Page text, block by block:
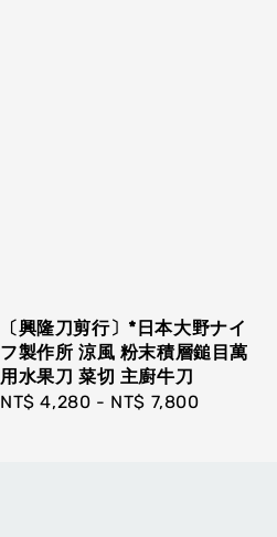
〔興隆刀剪行〕*日本大野ナイ
フ製作所 涼風 粉末積層鎚目萬
用水果刀 菜切 主廚牛刀
Regular
NT$ 4,280 - NT$ 7,800